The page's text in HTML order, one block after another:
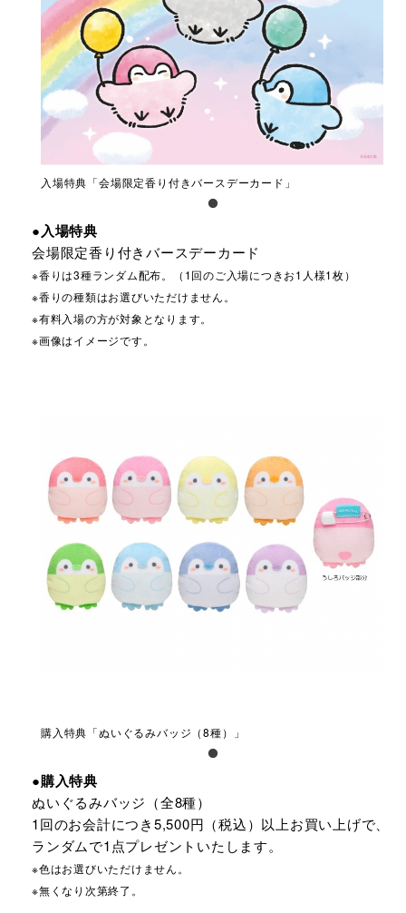
入場特典「会場限定香り付きバースデーカード」
●入場特典
会場限定香り付きバースデーカード
※香りは3種ランダム配布。（1回のご入場につきお1人様1枚）
※香りの種類はお選びいただけません。
※有料入場の方が対象となります。
※画像はイメージです。
購入特典「ぬいぐるみバッジ（8種）」
●購入特典
ぬいぐるみバッジ（全8種）
1回のお会計につき5,500円（税込）以上お買い上げで、
ランダムで1点プレゼントいたします。
※色はお選びいただけません。
※無くなり次第終了。